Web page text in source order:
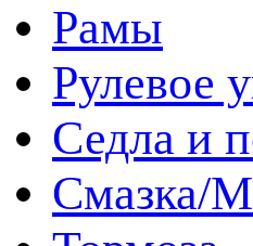
Рамы
Рулевое
Седла и
Смазка/